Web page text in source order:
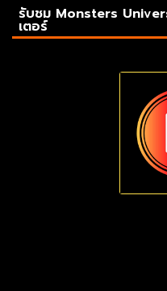
รับชม Monsters
เตอร์